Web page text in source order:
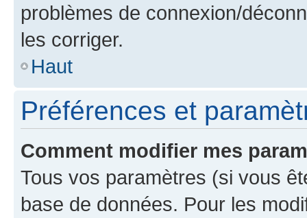
problèmes de connexion/
les corriger.
Haut
Préférences et
Comment modifier mes
Tous vos paramètres (si vous
base de données. Pour les